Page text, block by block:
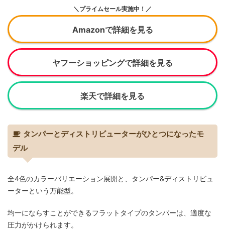
＼プライムセール実施中！／
Amazonで詳細を見る
ヤフーショッピングで詳細を見る
楽天で詳細を見る
タンパーとディストリビューターがひとつになったモ
デル
全4色のカラーバリエーション展開と、タンパー&ディストリビュ
ーターという万能型。
均一にならすことができるフラットタイプのタンパーは、適度な
圧力がかけられます。